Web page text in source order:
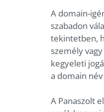
A domain-
szabadon
tekintetben,
személy
kegyeleti
a domain
A Panaszolt